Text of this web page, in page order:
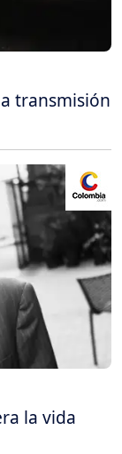
transmisión
la vida